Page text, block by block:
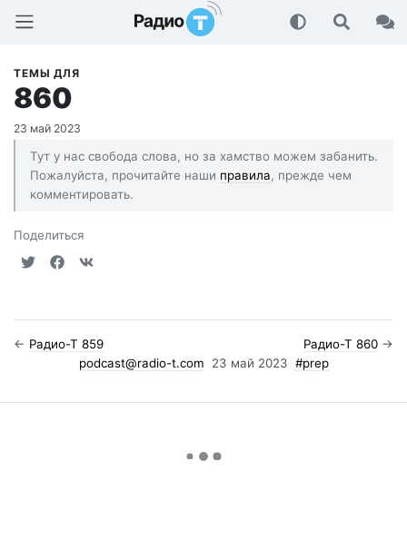
Радио-Т Подкаст
ТЕМЫ ДЛЯ
860
23 май 2023
Тут у нас свобода слова, но за хамство можем забанить.
Пожалуйста, прочитайте наши правила, прежде чем
комментировать.
Поделиться
← Радио-Т 859 Радио-Т 860 →
podcast@radio-t.com
23 май 2023 #prep